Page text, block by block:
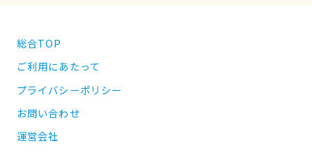
総合TOP
ご利用にあたって
プライバシーポリシー
お問い合わせ
運営会社